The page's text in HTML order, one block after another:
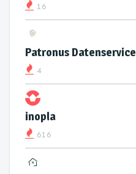
16
Patronus Datenservice
4
inopla
616